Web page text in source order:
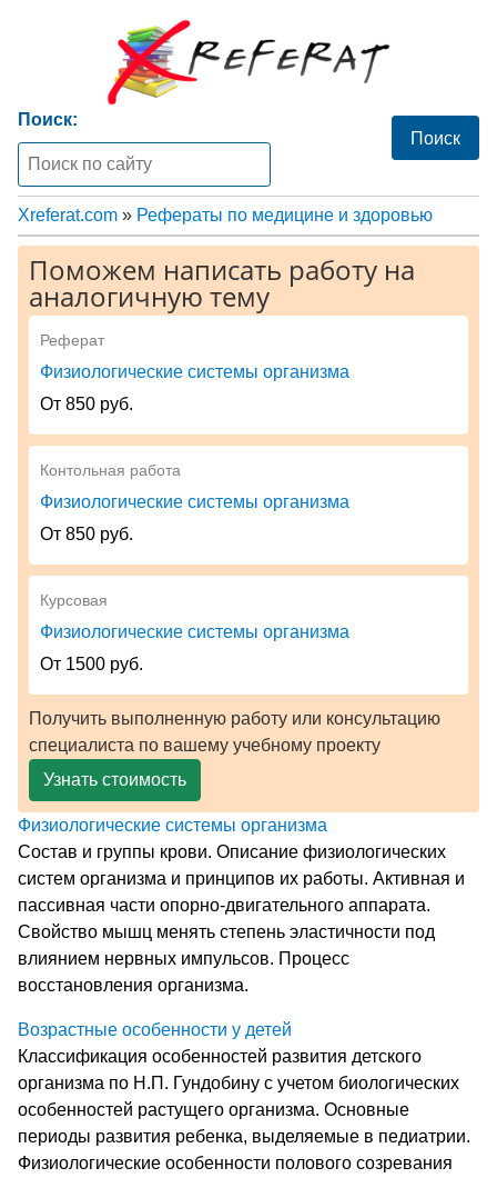
Поиск:
Xreferat.com » Рефераты по медицине и здоровью
Поможем написать работу на
аналогичную тему
Реферат
Физиологические системы организма
От 850 руб.
Контольная работа
Физиологические системы организма
От 850 руб.
Курсовая
Физиологические системы организма
От 1500 руб.
Получить выполненную работу или консультацию
специалиста по вашему учебному проекту
Узнать стоимость
Физиологические системы организма
Состав и группы крови. Описание физиологических
систем организма и принципов их работы. Активная и
пассивная части опорно-двигательного аппарата.
Свойство мышц менять степень эластичности под
влиянием нервных импульсов. Процесс
восстановления организма.
Возрастные особенности у детей
Классификация особенностей развития детского
организма по Н.П. Гундобину с учетом биологических
особенностей растущего организма. Основные
периоды развития ребенка, выделяемые в педиатрии.
Физиологические особенности полового созревания